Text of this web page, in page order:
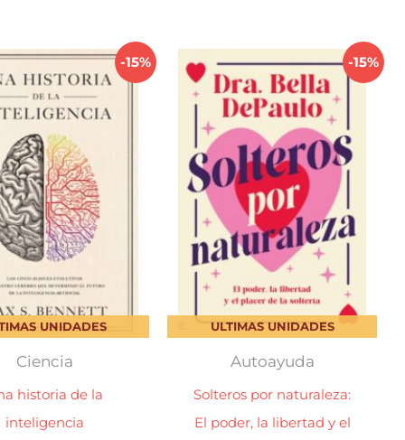
-15%
UNIDADES
Ciencia
historia de la
inteligencia
-15%
ULTIMAS UNIDADES
Autoayuda
Solteros por naturaleza:
El poder, la libertad y el